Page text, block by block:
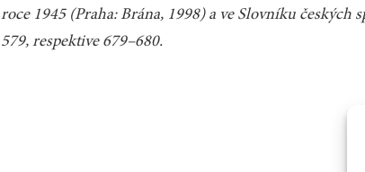
roce 1945 (Praha: Brána, 1998) a ve Slovníku českých
579, respektive 679–680.